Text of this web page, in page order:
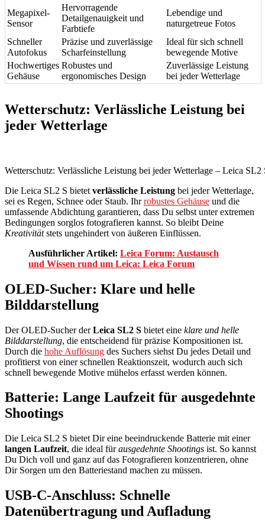
Megapixel-
Sensor
Hervorragende
Detailgenauigkeit und
Farbtiefe
Lebendige und
naturgetreue Fotos
Schneller
Autofokus
Präzise und zuverlässige
Scharfeinstellung
Ideal für sich schnell
bewegende Motive
Hochwertiges
Gehäuse
Robustes und
ergonomisches Design
Zuverlässige Leistung
bei jeder Wetterlage
Wetterschutz: Verlässliche Leistung bei
jeder Wetterlage
Wetterschutz: Verlässliche Leistung bei jeder Wetterlage – Leica
Die Leica SL2 S bietet verlässliche Leistung bei jeder Wetterlage,
sei es Regen, Schnee oder Staub. Ihrrobustes Gehäuse und die
umfassende Abdichtung garantieren, dass Du selbst unter extremen
Bedingungen sorglos fotografieren kannst. So bleibt Deine
Kreativitätstets ungehindert von äußeren Einflüssen.
Ausführlicher Artikel: Leica Forum: Austausch
und Wissen rund um Leica: Leica Forum
OLED-Sucher: Klare und helle
Bilddarstellung
Der OLED-Sucher derLeica SL2 S bietet eine klare und helle
Bilddarstellung, die entscheidend für präzise Kompositionen ist.
Durch die hohe Auflösung des Suchers siehst Du jedes Detail und
profitierst von einer schnellen Reaktionszeit, wodurch auch sich
schnell bewegende Motive mühelos erfasst werden können.
Batterie: Lange Laufzeit für ausgedehnte
Shootings
Die Leica SL2 S bietet Dir eine beeindruckende Batterie mit einer
langen Laufzeit, die ideal fürausgedehnte Shootings ist. So kannst
Du Dich voll und ganz auf das Fotografieren konzentrieren, ohne
Dir Sorgen um den Batteriestand machen zu müssen.
USB-C-Anschluss: Schnelle
Datenübertragung und Aufladung